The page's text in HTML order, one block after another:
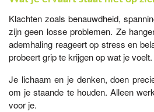
Klachten zoals benauwdheid,
zijn geen losse problemen. Ze
ademhaling reageert op stress en
probeert grip te krijgen op wat je voelt.
Je lichaam en je denken, doen
om je staande te houden. Alleen
voor je.